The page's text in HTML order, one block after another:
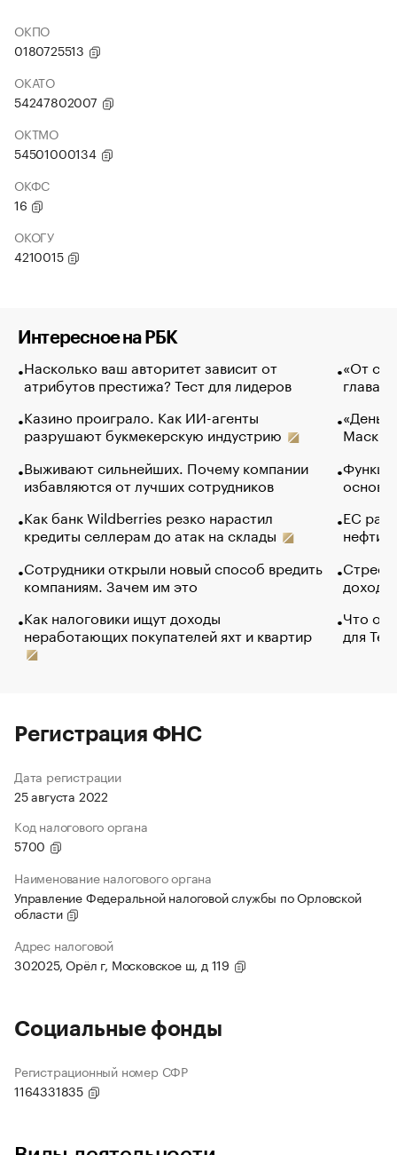
ОКПО
0180725513
ОКАТО
54247802007
ОКТМО
54501000134
ОКФС
16
ОКОГУ
4210015
Интересное на РБК
Насколько ваш авторитет зависит от
атрибутов престижа? Тест для лидеров
Казино проиграло. Как ИИ-агенты
разрушают букмекерскую индустрию
Выживают сильнейших. Почему компании
избавляются от лучших сотрудников
Как банк Wildberries резко нарастил
кредиты селлерам до атак на склады
Сотрудники открыли новый способ вредить
компаниям. Зачем им это
Как налоговики ищут доходы
неработающих покупателей яхт и квартир
«От
глава
Маск в
основ
ЕС
нефти
Что
для
Регистрация ФНС
Дата регистрации
25 августа 2022
Код налогового органа
5700
Наименование налогового органа
Управление Федеральной налоговой службы по Орловской
области
Адрес налоговой
302025, Орёл г, Московское ш, д 119
Социальные фонды
Регистрационный номер СФР
1164331835